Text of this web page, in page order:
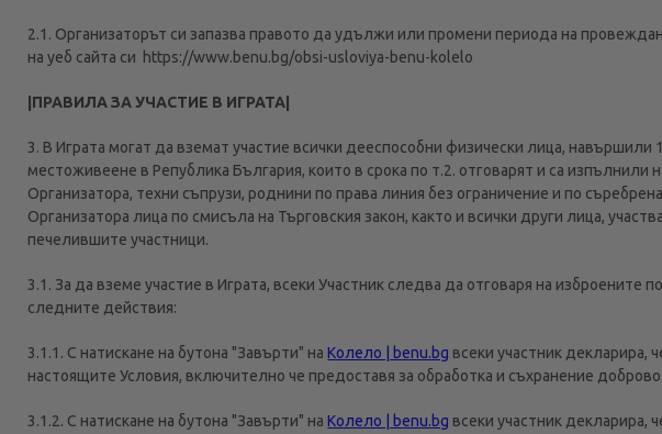
2.1. Организаторът си запазва правото да удължи или промени периода на
на уеб сайта си https://www.benu.bg/obsi-usloviya-benu-kolelo
|ПРАВИЛА ЗА УЧАСТИЕ В ИГРАТА|
3. В Играта могат да вземат участие всички дееспособни физически лица, навършили
местоживеене в Република България, които в срока по т.2. отговарят и са
Организатора, техни съпрузи, роднини по права линия без ограничение и по
Организатора лица по смисъла на Търговския закон, както и всички други лица,
печелившите участници.
3.1. За да вземе участие в Играта, всеки Участник следва да отговаря на
следните действия:
3.1.1. С натискане на бутона "Завърти" наКолело | benu.bg всеки участник декларира,
настоящите Условия, включително че предоставя за обработка и съхранение
3.1.2. С натискане на бутона "Завърти" наКолело | benu.bg всеки участник декларира,